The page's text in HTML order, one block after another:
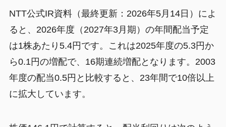
NTT公式IR資料（最終更新：2026年5月14日）によ
ると、2026年度（2027年3月期）の年間配当予定
は1株あたり5.4円です。これは2025年度の5.3円か
ら0.1円の増配で、16期連続増配となります。2003
年度の配当0.5円と比較すると、23年間で10倍以上
に拡大しています。